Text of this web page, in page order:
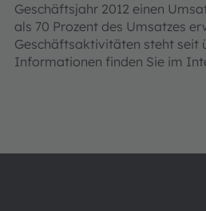
Geschäftsjahr 2012 einen
als 70 Prozent des Umsatzes
Geschäftsaktivitäten steht seit
Informationen finden Sie im